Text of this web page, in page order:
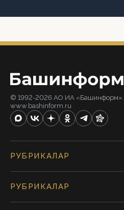
© 1992-2026 АО ИА «Башинформ».
www.bashinform.ru
РУБРИКАЛАР
РУБРИКАЛАР